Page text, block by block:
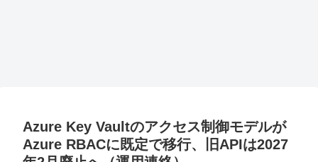
Azure Key Vaultのアクセス制御モデルが
Azure RBACに既定で移行、旧APIは2027